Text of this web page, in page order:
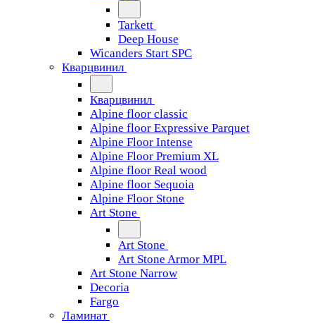
Tarkett
Deep House
Wicanders Start SPC
Кварцвинил
Кварцвинил
Alpine floor classic
Alpine floor Expressive Parquet
Alpine Floor Intense
Alpine Floor Premium XL
Alpine floor Real wood
Alpine floor Sequoia
Alpine Floor Stone
Art Stone
Art Stone
Art Stone Armor MPL
Art Stone Narrow
Decoria
Fargo
Ламинат